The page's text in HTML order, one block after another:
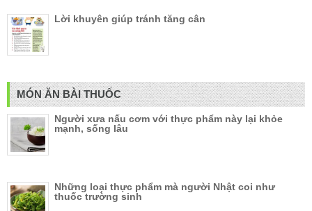
Lời khuyên giúp tránh tăng cân
MÓN ĂN BÀI THUỐC
Người xưa nấu cơm với thực phẩm này lại khỏe
mạnh, sống lâu
Những loại thực phẩm mà người Nhật coi như
thuốc trường sinh